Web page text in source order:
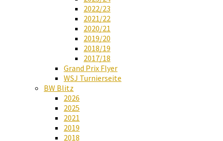
2022/23
2021/22
2020/21
2019/20
2018/19
2017/18
Grand Prix Flyer
WSJ Turnierseite
BW Blitz
2026
2025
2021
2019
2018